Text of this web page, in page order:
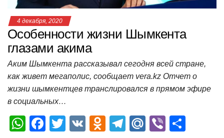
4 декабря, 2020
Особенности жизни Шымкента
глазами акима
Аким Шымкента рассказывал сегодня всей стране,
как живет мегаполис, сообщает vera.kz Отчет о
жизни шымкентцев транслировался в прямом эфире
в социальных…
W
F
T
V
O
T
M
Vi